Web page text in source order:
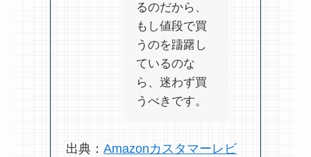
るのだから、
もし値段で買
うのを躊躇し
ているのな
ら、迷わず買
うべきです。
出典：Amazonカスタマーレビ